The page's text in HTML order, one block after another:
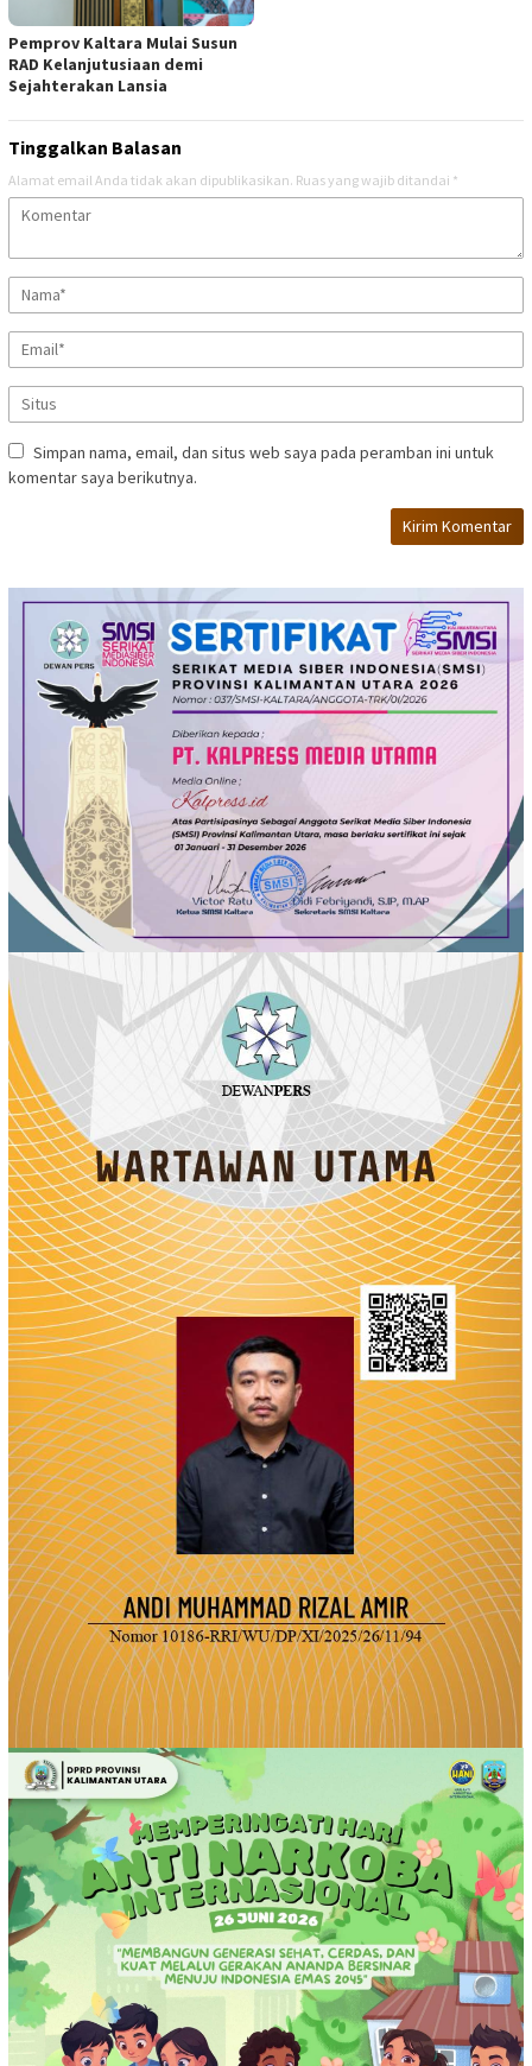
Pemprov Kaltara Mulai Susun
RAD Kelanjutusiaan demi
Sejahterakan Lansia
Tinggalkan Balasan
Alamat email Anda tidak akan dipublikasikan. Ruas yang wajib ditandai *
Simpan nama, email, dan situs web saya pada peramban ini untuk
komentar saya berikutnya.